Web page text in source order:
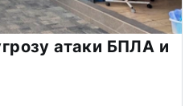
атаки БПЛА и